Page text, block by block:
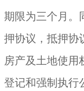
期限为三个月。
押协议，抵押协
房产及土地使用
登记和强制执行